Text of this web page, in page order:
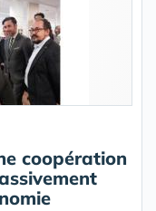
coopération